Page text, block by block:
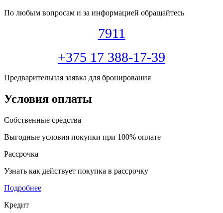
По любым вопросам и за информацией обращайтесь
7911
+375 17 388-17-39
Предварительная заявка для бронирования
Условия оплаты
Собственные средства
Выгодные условия покупки при 100% оплате
Рассрочка
Узнать как действует покупка в рассрочку
Подробнее
Кредит